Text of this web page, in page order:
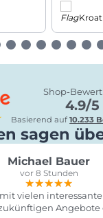
Shop-
4.9/5
Basierend auf10.233
sagen
Michael Bauer
vor 8 Stunden
★★★★★
★★★★★
★★★★★
vielen
Angebote